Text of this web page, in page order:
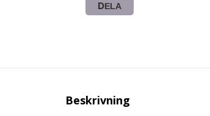
DELA
Beskrivning